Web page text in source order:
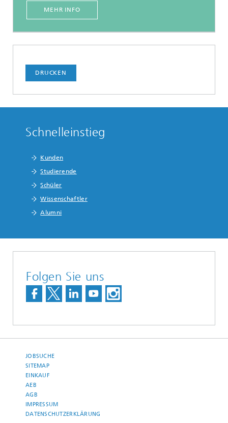
MEHR INFO
DRUCKEN
Schnelleinstieg
Kunden
Studierende
Schüler
Wissenschaftler
Alumni
Folgen Sie uns
JOBSUCHE
SITEMAP
EINKAUF
AEB
AGB
IMPRESSUM
DATENSCHUTZERKLÄRUNG